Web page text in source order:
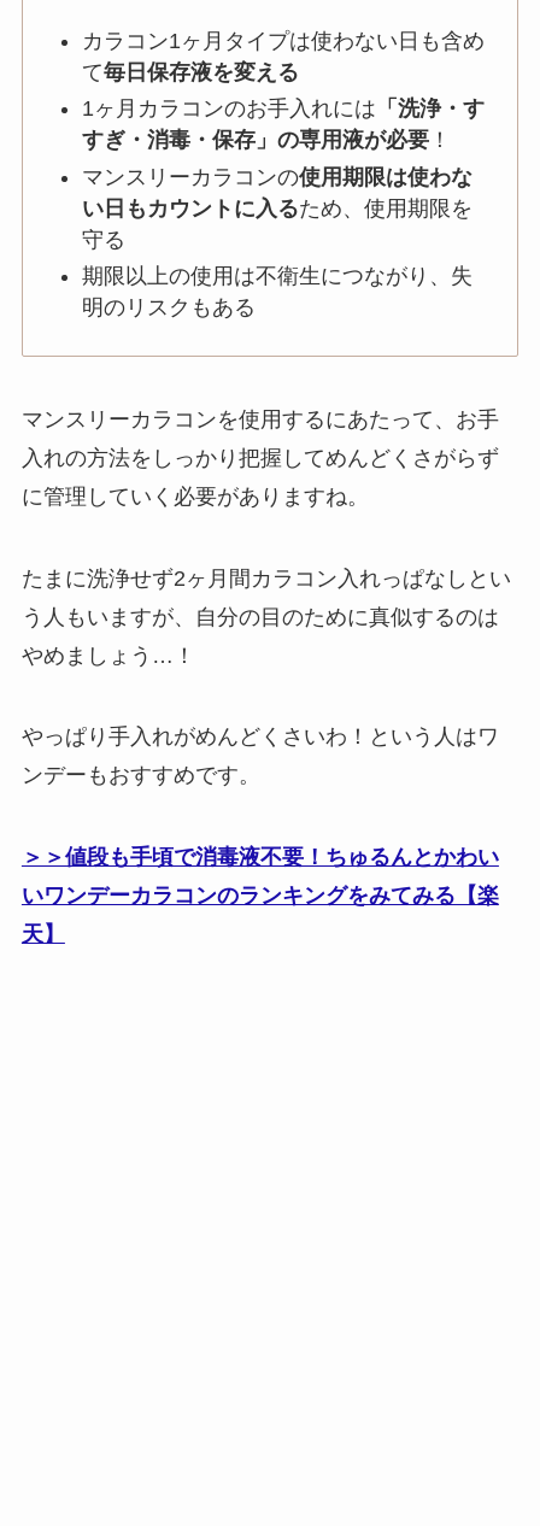
カラコン1ヶ月タイプは使わない日も含め
て毎日保存液を変える
1ヶ月カラコンのお手入れには 「洗浄・す
すぎ・消毒・保存」の専用液が必要 ！
マンスリーカラコンの使用期限は使わな
い日もカウントに入るため、使用期限を
守る
期限以上の使用は不衛生につながり、失
明のリスクもある
マンスリーカラコンを使用するにあたって、お手
入れの方法をしっかり把握してめんどくさがらず
に管理していく必要がありますね。
たまに洗浄せず2ヶ月間カラコン入れっぱなしとい
う人もいますが、自分の目のために真似するのは
やめましょう…！
やっぱり手入れがめんどくさいわ！という人はワ
ンデーもおすすめです。
＞＞値段も手頃で消毒液不要！ちゅるんとかわい
いワンデーカラコンのランキングをみてみる【楽
天】